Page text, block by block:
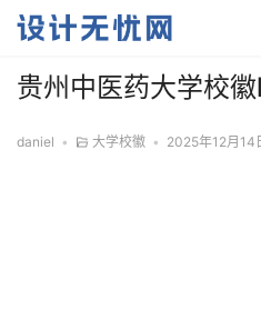
贵州中医药大学校
daniel • 大学校徽 • 2025年12月14